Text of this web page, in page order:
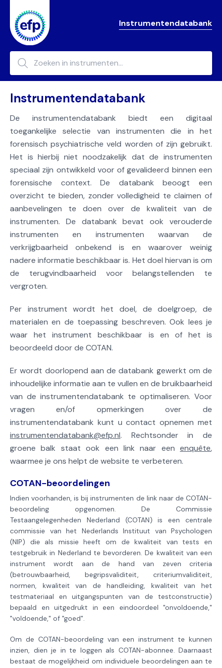
Instrumentendatabank
Instrumentendatabank
De instrumentendatabank biedt een digitaal
toegankelijke selectie van instrumenten die in het
forensisch psychiatrische veld worden of zijn gebruikt.
Het is hierbij niet noodzakelijk dat de instrumenten
speciaal zijn ontwikkeld voor of gevalideerd binnen een
forensische context. De databank beoogt een
overzicht te bieden, zonder volledigheid te claimen of
aanbevelingen te doen over de kwaliteit van de
instrumenten. De databank bevat ook verouderde
instrumenten en instrumenten waarvan de
verkrijgbaarheid onbekend is en waarover weinig
nadere informatie beschikbaar is. Het doel hiervan is om
de terugvindbaarheid voor belangstellenden te
vergroten.
Per instrument wordt het doel, de doelgroep, de
materialen en de toepassing beschreven. Ook lees je
waar het instrument beschikbaar is en of het is
beoordeeld door de COTAN.
Er wordt doorlopend aan de databank gewerkt om de
inhoudelijke informatie aan te vullen en de bruikbaarheid
van de instrumentendatabank te optimaliseren. Voor
vragen en/of opmerkingen over de
instrumentendatabank kunt u contact opnemen met
instrumentendatabank@efp.nl. Rechtsonder in de
groene balk staat ook een link naar een enquête,
waarmee je ons helpt de website te verbeteren.
COTAN-beoordelingen
Indien voorhanden, is bij instrumenten de link naar de COTAN-
beoordeling opgenomen. De Commissie
Testaangelegenheden Nederland (COTAN) is een centrale
commissie van het Nederlands Instituut van Psychologen
(NIP) die als missie heeft om de kwaliteit van tests en
testgebruik in Nederland te bevorderen. De kwaliteit van een
instrument wordt aan de hand van zeven criteria
(betrouwbaarheid, begripsvaliditeit, criteriumvaliditeit,
normen, kwaliteit van de handleiding, kwaliteit van het
testmateriaal en uitgangspunten van de testconstructie)
bepaald en uitgedrukt in een eindoordeel "onvoldoende,"
"voldoende," of "goed".
Om de COTAN-beoordeling van een instrument te kunnen
inzien, dien je in te loggen als COTAN-abonnee. Daarnaast
bestaat de mogelijkheid om individuele beoordelingen aan te